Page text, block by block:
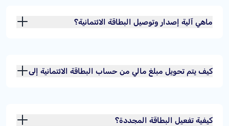
ماهي آلية إصدار وتوصيل البطاقة الائتمانية؟
كيف يتم تحويل مبلغ مالي من حساب البطاقة الائتمانية إلى
كيفية تفعيل البطاقة المجددة؟